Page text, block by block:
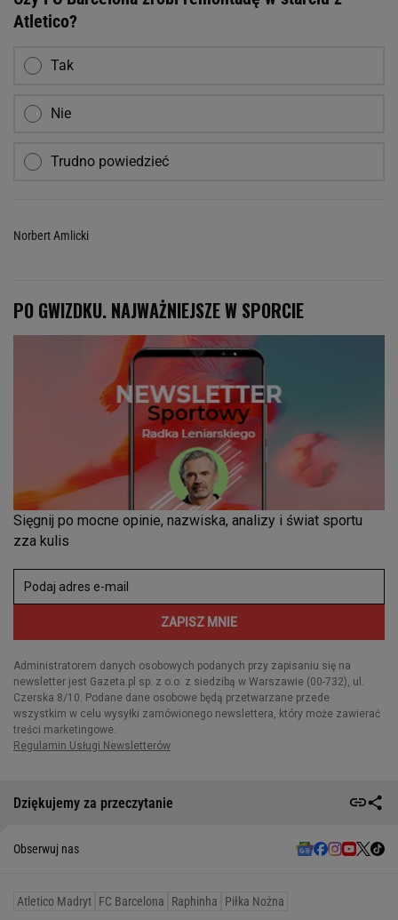
Atletico?
Tak
Nie
Trudno powiedzieć
Norbert Amlicki
Dziękujemy za przeczytanie
Obserwuj nas
Atletico Madryt FC Barcelona Raphinha Piłka Nożna